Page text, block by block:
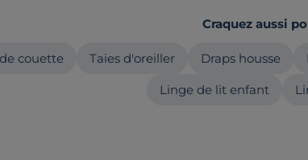
Craquez aussi
couette Taies d'oreiller Draps housse
Linge de lit enfant